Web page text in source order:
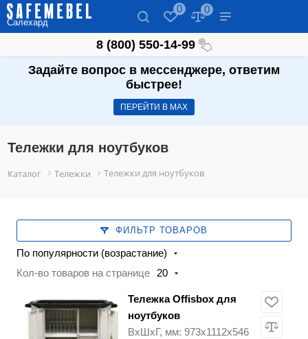
Салехард
0 0
8 (800) 550-14-99
Задайте вопрос в мессенджере, ответим
быстрее!
ПЕРЕЙТИ В МАХ
Тележки для ноутбуков
Каталог Тележки Тележки для ноутбуков
ФИЛЬТР ТОВАРОВ
По популярности (возрастание)
Кол-во товаров на странице
20
Тележка Offisbox для
ноутбуков
ВхШхГ, мм: 973х1112х546